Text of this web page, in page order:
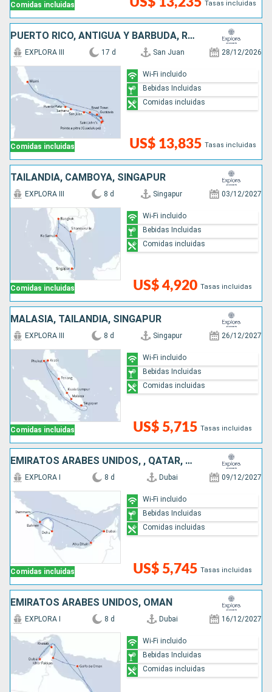
Comidas incluidas Tasas incluidas
PUERTO RICO, ANTIGUA Y BARBUDA, REPÚBLICA DOMINICANA, ESTADOS UNIDOS, FRANCIA
Comidas incluidas
EXPLORA III 17 d San Juan 28/12/2026
US$ 13,835 Tasas incluidas
Wi-Fi incluido
Bebidas Incluidas
Comidas incluidas
TAILANDIA, CAMBOYA, SINGAPUR
Comidas incluidas
EXPLORA III 8 d Singapur 03/12/2027
US$ 4,920 Tasas incluidas
Wi-Fi incluido
Bebidas Incluidas
Comidas incluidas
MALASIA, TAILANDIA, SINGAPUR
Comidas incluidas
EXPLORA III 8 d Singapur 26/12/2027
US$ 5,715 Tasas incluidas
Wi-Fi incluido
Bebidas Incluidas
Comidas incluidas
EMIRATOS ÁRABES UNIDOS, , QATAR, ARABIA SAUDÍ
Comidas incluidas
EXPLORA I 8 d Dubai 09/12/2027
US$ 5,745 Tasas incluidas
Wi-Fi incluido
Bebidas Incluidas
Comidas incluidas
EMIRATOS ÁRABES UNIDOS, OMAN
EXPLORA I 8 d Dubai 16/12/2027
Wi-Fi incluido
Bebidas Incluidas
Comidas incluidas